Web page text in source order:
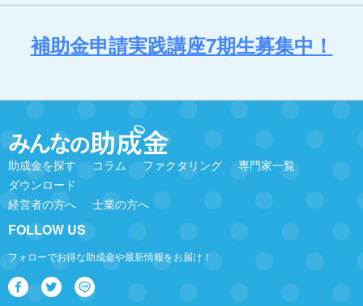
補助金申請実践講座7期生募集中！
助成金を探す コラム ファクタリング
専門家一覧
ダウンロード
経営者の方へ
士業の方へ
FOLLOW US
フォローでお得な助成金や最新情報をお届け！